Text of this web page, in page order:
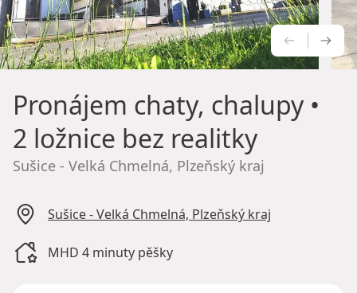
Pronájem chaty, chalupy•
2 ložnice bez realitky
Sušice - Velká Chmelná, Plzeňský kraj
Sušice - Velká Chmelná, Plzeňský kraj
MHD 4 minuty pěšky